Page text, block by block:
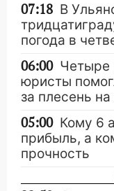
07:18 В
погода в
06:00 Четыре
юристы
за плесень на
05:00 Кому 6
прибыль, а
прочность